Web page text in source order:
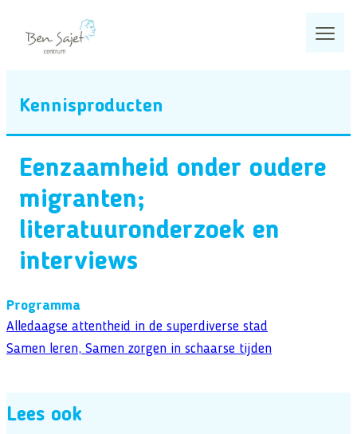
naar
Kennisproducten
Eenzaamheid onder oudere
migranten;
literatuuronderzoek en
interviews
Programma
Alledaagse attentheid in de superdiverse stad
Samen leren, Samen zorgen in schaarse tijden
Lees ook
Programma’s
Projecten
Over ons
Zoeken
Zoeken
Veelgezochte pagina’s